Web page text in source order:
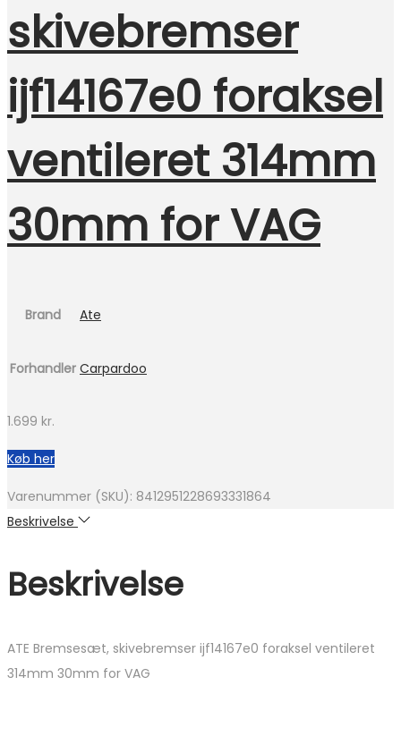
skivebremser
ijf14167e0 foraksel
ventileret 314mm
30mm for VAG
Brand Ate
Forhandler Carpardoo
1.699 kr.
Køb her
Varenummer (SKU): 8412951228693331864
Beskrivelse
Beskrivelse
ATE Bremsesæt, skivebremser ijf14167e0 foraksel ventileret
314mm 30mm for VAG